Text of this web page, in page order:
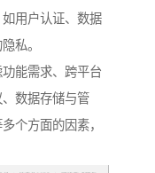
用户认证、数据
私。
能需求、跨平台
数据存储与管
个方面的因素，